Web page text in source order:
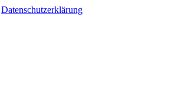
Datenschutzerklärung